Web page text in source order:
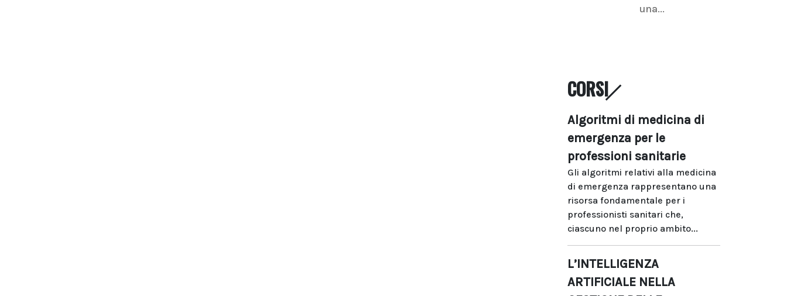
una...
CORSI
Algoritmi di medicina di
emergenza per le
professioni sanitarie
Gli algoritmi relativi alla medicina
di emergenza rappresentano una
risorsa fondamentale per i
professionisti sanitari che,
ciascuno nel proprio ambito...
L’INTELLIGENZA
ARTIFICIALE NELLA